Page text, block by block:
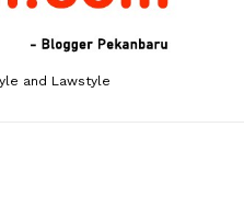
and Lawstyle